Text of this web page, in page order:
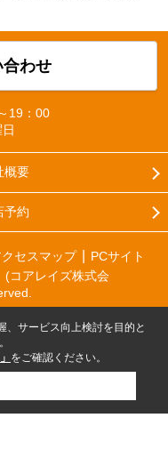
わせ
19：00
概要
予約
クセスマップ
PCサイト
アレイズ株式会
、サービス向上検討を目的と
をご確認ください。